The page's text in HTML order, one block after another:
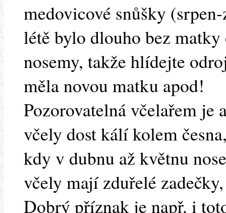
medovicové snůšky
létě bylo dlouho bez
nosemy, takže hlídejte
měla novou matku apod!
Pozorovatelná včelařem je
včely dost kálí kolem
kdy v dubnu až květnu
včely mají zduřelé
Dobrý příznak je např. i